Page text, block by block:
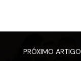
PRÓXIMO ARTIGO